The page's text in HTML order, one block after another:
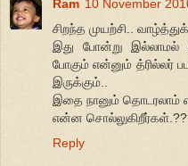
Ram 10 November
சிறந்த முயற்சி..
இது போன்று இல்லாமல்
போகும் என்னும் த்ரில்லர்
இருக்கும்..
இதை நானும் தொடரலாம்
என்ன
Reply